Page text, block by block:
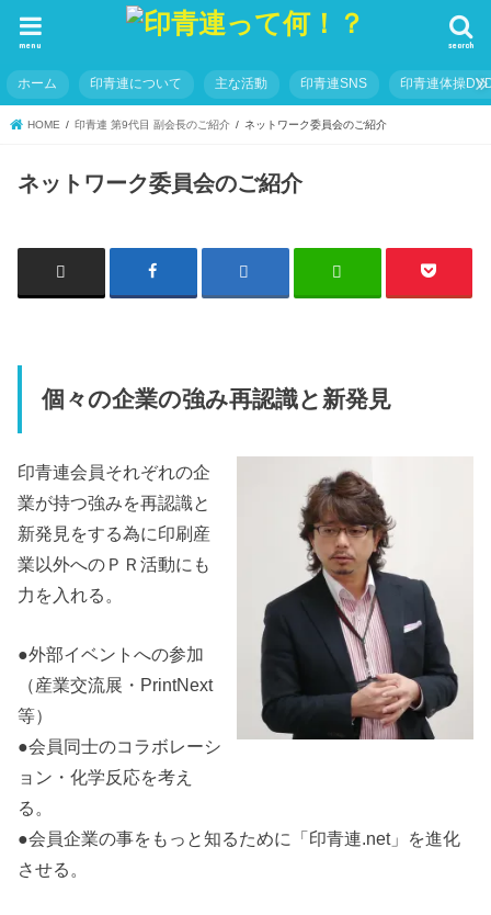
search
menu
ホーム 印青連について 主な活動 印青連SNS 印青連体操
HOME 印青連 第9代目 副会長のご紹介 ネットワーク委員会のご紹介
ネットワーク委員会のご紹介
個々の企業の強み再認識と新発見
印青連会員それぞれの企
業が持つ強みを再認識と
新発見をする為に印刷産
業以外へのＰＲ活動にも
力を入れる。
●外部イベントへの参加
（産業交流展・PrintNext
等）
●会員同士のコラボレーシ
ョン・化学反応を考え
る。
●会員企業の事をもっと知るために「印青連.net」を進化
させる。